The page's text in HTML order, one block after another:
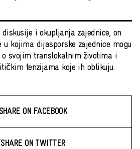
diskusije i okupljanja zajednice, on
u kojima dijasporske zajednice mogu
svojim translokalnim životima i
tenzijama koje ih oblikuju.
ON FACEBOOK
SHARE ON TWITTER